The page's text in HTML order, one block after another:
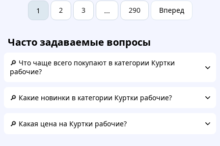
1 2 3 ... 290 Вперед
Часто задаваемые вопросы
🔎 Что чаще всего покупают в категории Куртки
рабочие?
🔎 Какие новинки в категории Куртки рабочие?
🔎 Какая цена на Куртки рабочие?